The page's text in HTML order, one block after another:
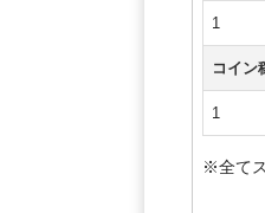
1
コイン
1
※全て